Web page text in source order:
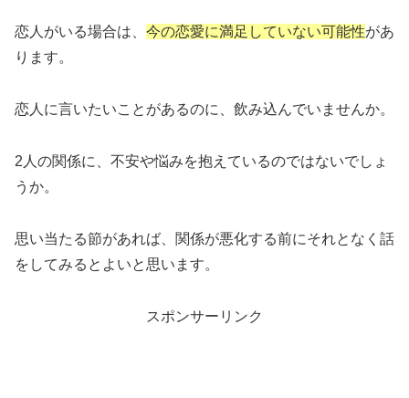
恋人がいる場合は、 今の恋愛に満足していない可能性があ
ります。
恋人に言いたいことがあるのに、飲み込んでいませんか。
2人の関係に、不安や悩みを抱えているのではないでしょ
うか。
思い当たる節があれば、関係が悪化する前にそれとなく話
をしてみるとよいと思います。
スポンサーリンク